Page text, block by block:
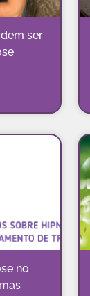
ser
no